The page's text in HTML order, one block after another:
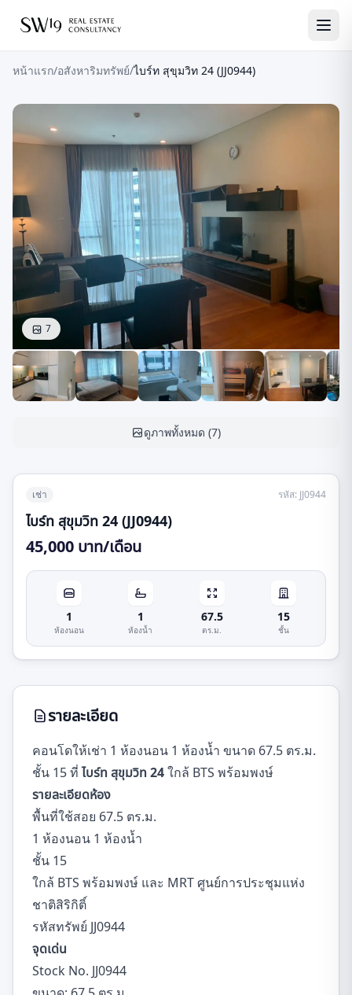
หน้าแรก/อสังหาริมทรัพย์/ไบร์ท สุขุมวิท 24 (JJ0944)
7
ดูภาพทั้งหมด (7)
เช่า รหัส: JJ0944
ไบร์ท สุขุมวิท 24 (JJ0944)
45,000 บาท/เดือน
1
ห้องนอน
1
ห้องน้ำ
67.5
ตร.ม.
15
ชั้น
รายละเอียด
คอนโดให้เช่า 1 ห้องนอน 1 ห้องน้ำ ขนาด 67.5 ตร.ม.
ชั้น 15 ที่ ไบร์ท สุขุมวิท 24ใกล้ BTS พร้อมพงษ์
รายละเอียดห้อง
พื้นที่ใช้สอย 67.5 ตร.ม.
1 ห้องนอน 1 ห้องน้ำ
ชั้น 15
ใกล้ BTS พร้อมพงษ์ และ MRT ศูนย์การประชุมแห่ง
ชาติสิริกิติ์
รหัสทรัพย์ JJ0944
จุดเด่น
Stock No. JJ0944